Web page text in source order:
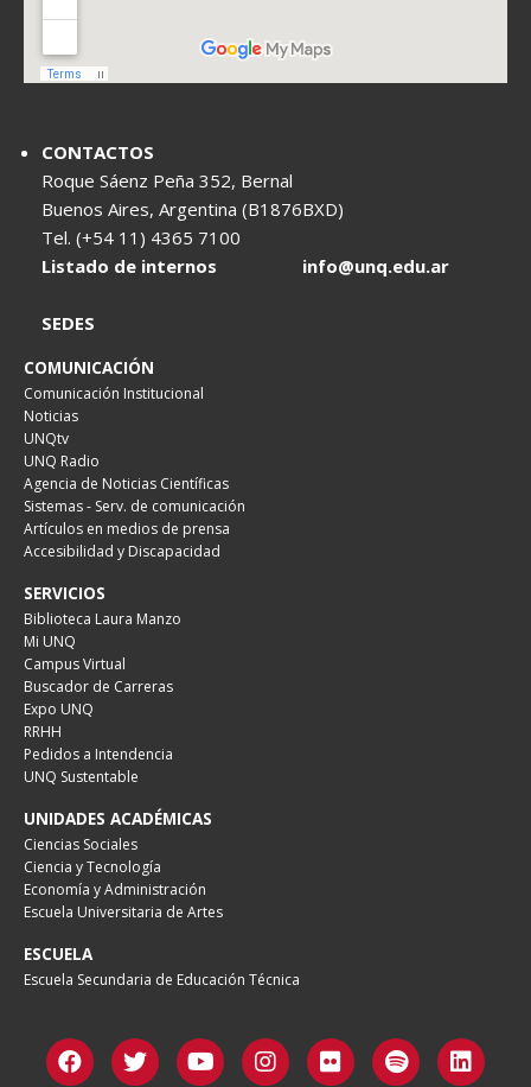
CONTACTOS
Roque Sáenz Peña 352, Bernal
Buenos Aires, Argentina (B1876BXD)
Tel. (+54 11) 4365 7100
Listado de internos
info@unq.edu.ar
SEDES
COMUNICACIÓN
Comunicación Institucional
Noticias
UNQtv
UNQ Radio
Agencia de Noticias Científicas
Sistemas - Serv. de comunicación
Artículos en medios de prensa
Accesibilidad y Discapacidad
SERVICIOS
Biblioteca Laura Manzo
Mi UNQ
Campus Virtual
Buscador de Carreras
Expo UNQ
RRHH
Pedidos a Intendencia
UNQ Sustentable
UNIDADES ACADÉMICAS
Ciencias Sociales
Ciencia y Tecnología
Economía y Administración
Escuela Universitaria de Artes
ESCUELA
Escuela Secundaria de Educación Técnica